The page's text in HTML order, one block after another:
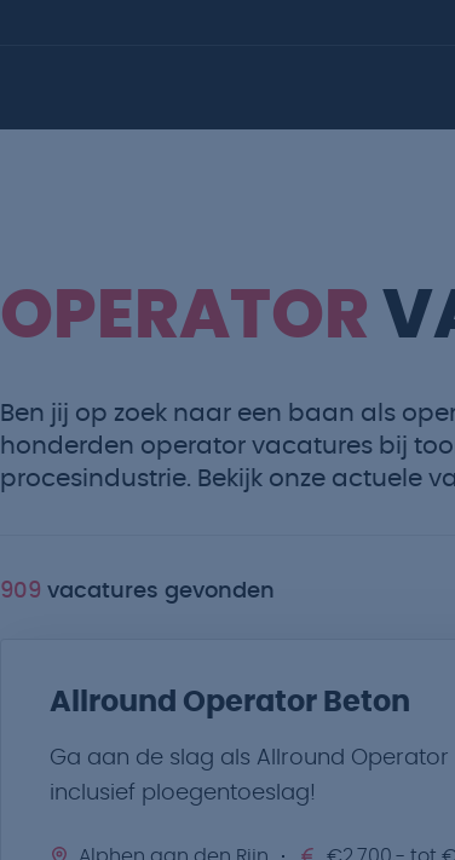
OPERATOR
Ben jij op zoek naar een baan als
honderden operator vacatures bij
procesindustrie. Bekijk onze actuele
909 vacatures gevonden
Allround Operator Beton
Ga aan de slag als Allround
inclusief ploegentoeslag!